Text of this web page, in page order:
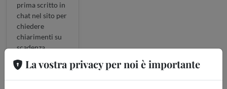
prima scritto in
chat nel sito per
chiedere
chiarimenti su
scadenza
biglietto e altro,
ho avuto
risposte
La vostra privacy per noi è importante